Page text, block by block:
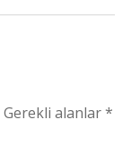
Gerekli alanlar*